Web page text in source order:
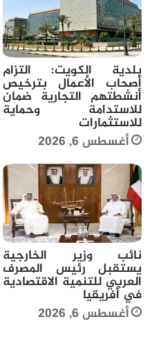
بلدية الكويت: التزام
أصحاب الأعمال بترخيص
أنشطتهم التجارية ضمان
للاستدامة وحماية
للاستثمارات
أغسطس 6, 2026
نائب وزير الخارجية
يستقبل رئيس المصرف
العربي للتنمية الاقتصادية
في أفريقيا
أغسطس 6, 2026